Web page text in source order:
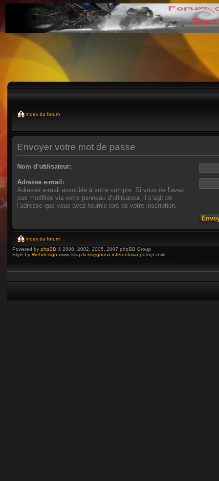
Index du forum
Envoyer votre mot de passe
Nom d’utilisateur:
Adresse e-mail:
Adresse e-mail associée à votre compte. Si vous ne l’avez
pas modifiée via votre panneau d’utilisateur, il s’agit de
l’adresse que vous avez fournie lors de votre inscription.
Index du forum
Powered by phpBB © 2000, 2002, 2005, 2007 phpBB Group
Style by Webdesign www, książki księgarnia internetowa podręczniki